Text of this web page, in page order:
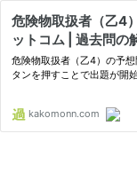
危険物取扱者（乙4
ットコム | 過去問の
危険物取扱者（乙4）の予
タンを押すことで出題が開始
kakomonn.com